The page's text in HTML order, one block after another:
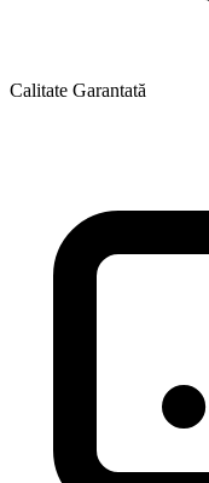
Calitate Garantată